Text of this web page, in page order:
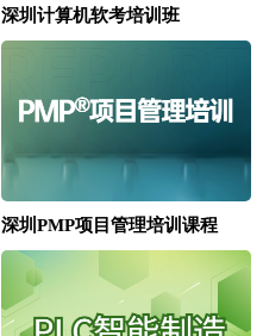
深圳计算机软考培训班
深圳PMP项目管理培训课程